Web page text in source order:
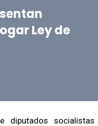
Ley de
diputados socialistas